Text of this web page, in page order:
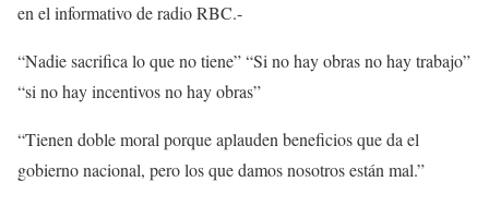
en el informativo de radio RBC.-
“Nadie sacrifica lo que no tiene” “Si no hay obras no hay trabajo”
“si no hay incentivos no hay obras”
“Tienen doble moral porque aplauden beneficios que da el
gobierno nacional, pero los que damos nosotros están mal.”